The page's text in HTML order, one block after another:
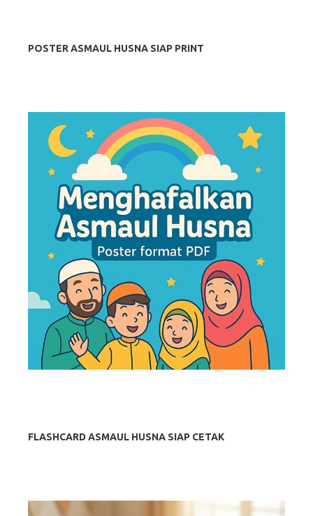
POSTER ASMAUL HUSNA SIAP PRINT
FLASHCARD ASMAUL HUSNA SIAP CETAK